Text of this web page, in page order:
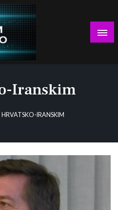
Iranskim
HRVATSKO-IRANSKIM